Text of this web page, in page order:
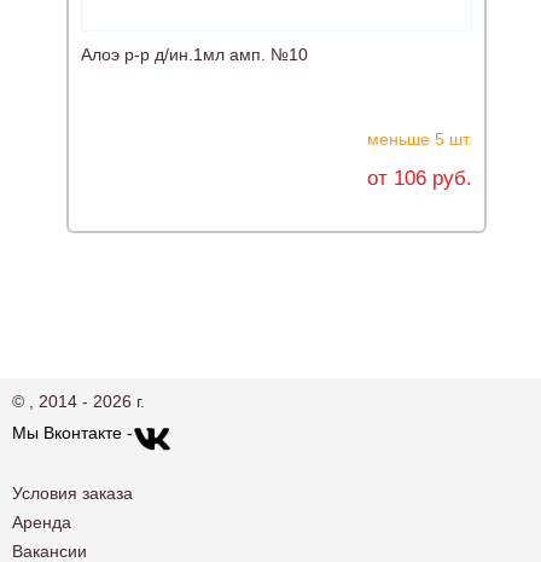
Алоэ р-р д/ин.1мл амп. №10
меньше 5 шт.
от 106 руб.
© , 2014 - 2026 г.
Мы Вконтакте -
Условия заказа
Аренда
Вакансии